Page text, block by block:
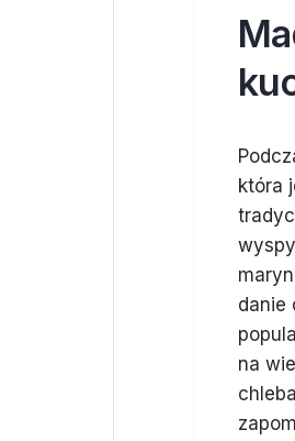
która
danie
na